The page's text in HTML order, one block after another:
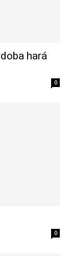
hará
0
0